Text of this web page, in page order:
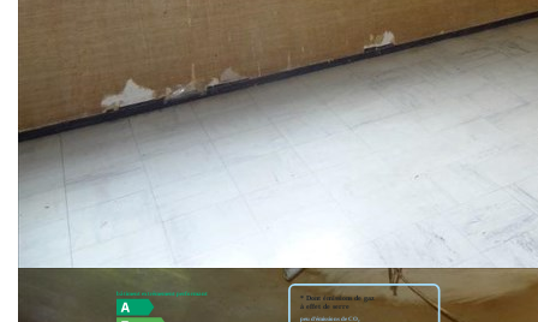
honoraires inclus|€185 000 hors honoraires | Honoraires : 5.41%
TTC à la charge de l'acquéreur
Nos honoraires
Diagnostics énergétiques